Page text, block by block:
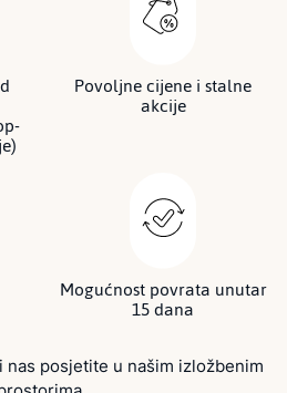
Povoljne cijene i stalne
akcije
Mogućnost povrata unutar
15 dana
posjetite u našim izložbenim